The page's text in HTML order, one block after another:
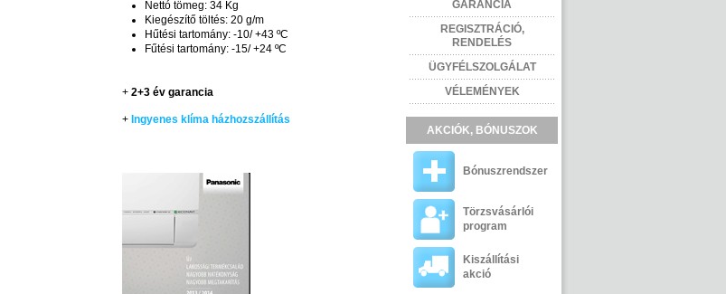
Nettó tömeg: 34 Kg
Kiegészítő töltés: 20 g/m
Hűtési tartomány: -10/ +43 ºC
Fűtési tartomány: -15/ +24 ºC
+ 2+3 év garancia
+ Ingyenes klíma házhozszállítás
GARANCIA
REGISZTRÁCIÓ,
RENDELÉS
ÜGYFÉLSZOLGÁLAT
VÉLEMÉNYEK
AKCIÓK, BÓNUSZOK
Bónuszrendszer
Törzsvásárlói
program
Kiszállítási
akció